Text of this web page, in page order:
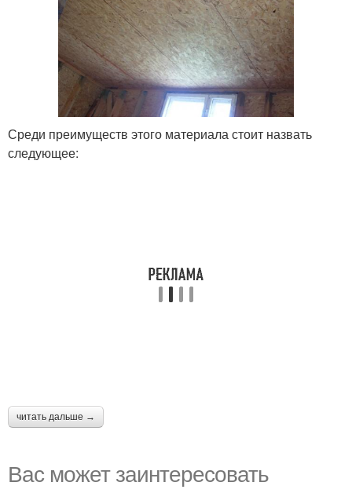
Среди преимуществ этого материала стоит назвать
следующее:
читать дальше →
Вас может заинтересовать